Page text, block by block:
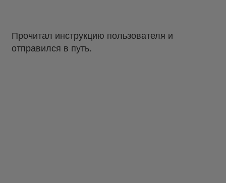
Прочитал инструкцию пользователя и
отправился в путь.